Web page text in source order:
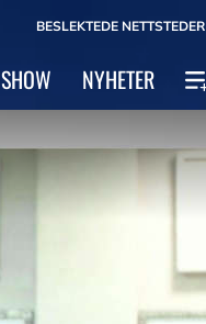
BESLEKTEDE NETTSTEDER
SHOW NYHETER